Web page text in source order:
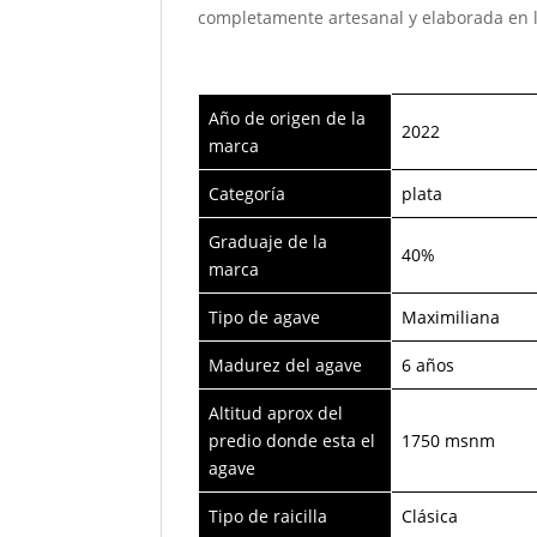
completamente artesanal y elaborada en
Año de origen de la
marca
2022
Categoría plata
Graduaje de la
marca
40%
Tipo de agave Maximiliana
Madurez del agave 6 años
Altitud aprox del
predio donde esta el
agave
1750 msnm
Tipo de raicilla Clásica